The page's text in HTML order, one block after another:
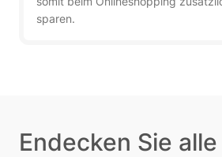
sparen.
Endecken Sie